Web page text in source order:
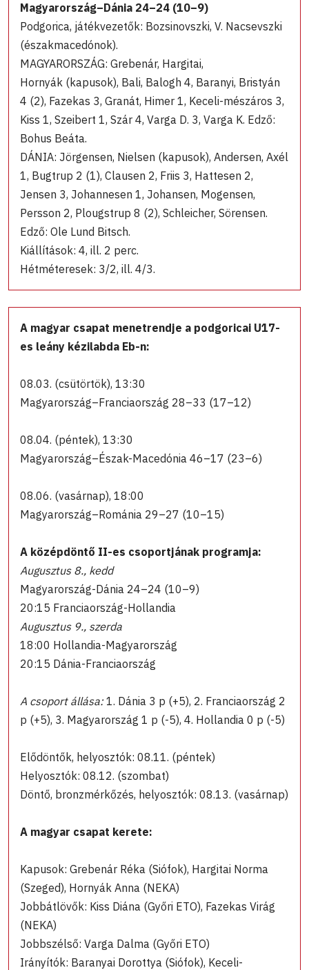
Magyarország–Dánia 24–24 (10–9)
Podgorica, játékvezetők: Bozsinovszki, V. Nacsevszki
(északmacedónok).
MAGYARORSZÁG: Grebenár, Hargitai,
Hornyák (kapusok), Bali, Balogh 4, Baranyi, Bristyán
4 (2), Fazekas 3, Granát, Himer 1, Keceli-mészáros 3,
Kiss 1, Szeibert 1, Szár 4, Varga D. 3, Varga K. Edző:
Bohus Beáta.
DÁNIA: Jörgensen, Nielsen (kapusok), Andersen, Axél
1, Bugtrup 2 (1), Clausen 2, Friis 3, Hattesen 2,
Jensen 3, Johannesen 1, Johansen, Mogensen,
Persson 2, Plougstrup 8 (2), Schleicher, Sörensen.
Edző: Ole Lund Bitsch.
Kiállítások: 4, ill. 2 perc.
Hétméteresek: 3/2, ill. 4/3.
A magyar csapat menetrendje a podgoricai U17-
es leány kézilabda Eb-n:
08.03. (csütörtök), 13:30
Magyarország–Franciaország 28–33 (17–12)
08.04. (péntek), 13:30
Magyarország–Észak-Macedónia 46–17 (23–6)
08.06. (vasárnap), 18:00
Magyarország–Románia 29–27 (10–15)
A középdöntő II-es csoportjának programja:
Augusztus 8., kedd
Magyarország-Dánia 24–24 (10–9)
20:15 Franciaország-Hollandia
Augusztus 9., szerda
18:00 Hollandia-Magyarország
20:15 Dánia-Franciaország
A csoport állása:1. Dánia 3 p (+5), 2. Franciaország 2
p (+5), 3. Magyarország 1 p (-5), 4. Hollandia 0 p (-5)
Elődöntők, helyosztók: 08.11. (péntek)
Helyosztók: 08.12. (szombat)
Döntő, bronzmérkőzés, helyosztók: 08.13. (vasárnap)
A magyar csapat kerete:
Kapusok: Grebenár Réka (Siófok), Hargitai Norma
(Szeged), Hornyák Anna (NEKA)
Jobbátlövők: Kiss Diána (Győri ETO), Fazekas Virág
(NEKA)
Jobbszélső: Varga Dalma (Győri ETO)
Irányítók: Baranyai Dorottya (Siófok), Keceli-